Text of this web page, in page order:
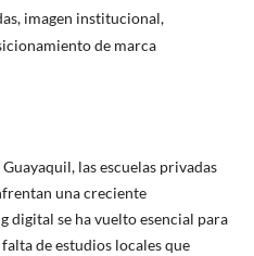
imagen institucional,
de marca
las escuelas privadas
una creciente
digital se ha vuelto esencial para
de estudios locales que